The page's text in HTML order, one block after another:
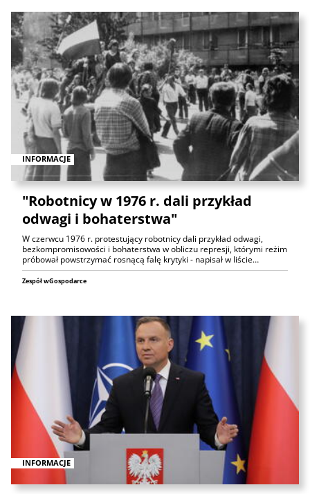
INFORMACJE
"Robotnicy w 1976 r. dali przykład
odwagi i bohaterstwa"
W czerwcu 1976 r. protestujący robotnicy dali przykład odwagi,
bezkompromisowości i bohaterstwa w obliczu represji, którymi reżim
próbował powstrzymać rosnącą falę krytyki - napisał w liście…
Zespół wGospodarce
INFORMACJE